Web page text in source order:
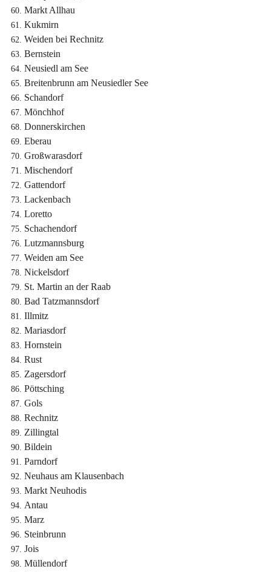
Markt Allhau
Kukmirn
Weiden bei Rechnitz
Bernstein
Neusiedl am See
Breitenbrunn am Neusiedler See
Schandorf
Mönchhof
Donnerskirchen
Eberau
Großwarasdorf
Mischendorf
Gattendorf
Lackenbach
Loretto
Schachendorf
Lutzmannsburg
Weiden am See
Nickelsdorf
St. Martin an der Raab
Bad Tatzmannsdorf
Illmitz
Mariasdorf
Hornstein
Rust
Zagersdorf
Pöttsching
Gols
Rechnitz
Zillingtal
Bildein
Parndorf
Neuhaus am Klausenbach
Markt Neuhodis
Antau
Marz
Steinbrunn
Jois
Müllendorf